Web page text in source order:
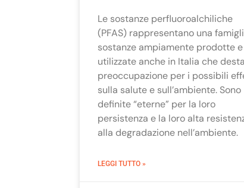
Le sostanze perfluoroalchiliche
(PFAS) rappresentano una
sostanze ampiamente prodotte e
utilizzate anche in Italia che desta
preoccupazione per i possibili
sulla salute e sull’ambiente. Sono
definite “eterne” per la loro
persistenza e la loro alta
alla degradazione nell’ambiente.
LEGGI TUTTO »